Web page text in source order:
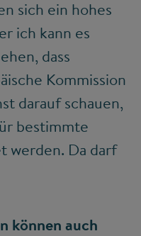
sich ein hohes
ich kann es
dass
Kommission
darauf schauen,
bestimmte
werden. Da darf
können auch